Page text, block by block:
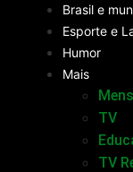
Brasil e
Esporte e
Humor
Mais
TV
TV